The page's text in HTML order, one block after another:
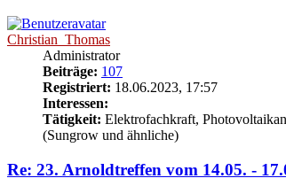
Christian_Thomas
Administrator
Beiträge: 107
Registriert: 18.06.2023, 17:57
Interessen:
Tätigkeit: Elektrofachkraft,
(Sungrow und ähnliche)
Re: 23. Arnoldtreffen vom 14.05. -